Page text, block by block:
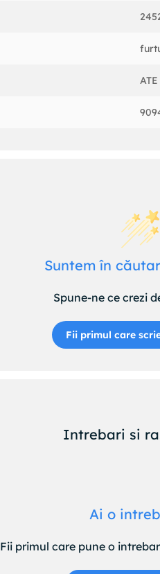
ATE
Suntem în
Spune-ne ce crezi
Fii primul care
Intrebari si
Ai o
Fii primul care pune o